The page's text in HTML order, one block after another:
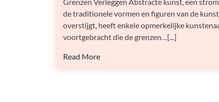
ABSTRACTE
KUNST
de traditionele vormen en figuren van de
overstijgt, heeft enkele opmerkelijke
voortgebracht die de grenzen…[...]
Read More